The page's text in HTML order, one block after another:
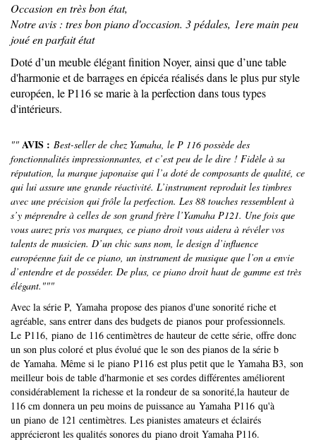
Occasion en très bon état,
Notre avis : tres bon piano d'occasion. 3 pédales, 1ere main peu
joué en parfait état
Doté d’un meuble élégant finition Noyer, ainsi que d’une table
d'harmonie et de barrages en épicéa réalisés dans le plus pur style
européen, le P116 se marie à la perfection dans tous types
d'intérieurs.
"" AVIS : Best-seller de chez Yamaha, le P 116 possède des
fonctionnalités impressionnantes, et c’est peu de le dire ! Fidèle à sa
réputation, la marque japonaise qui l’a doté de composants de qualité, ce
qui lui assure une grande réactivité. L’instrument reproduit les timbres
avec une précision qui frôle la perfection. Les 88 touches ressemblent à
s’y méprendre à celles de son grand frère l’Yamaha P121. Une fois que
vous aurez pris vos marques, ce piano droit vous aidera à révéler vos
talents de musicien. D’un chic sans nom, le design d’influence
européenne fait de ce piano, un instrument de musique que l’on a envie
d’entendre et de posséder. De plus, ce piano droit haut de gamme est très
élégant."""
Avec la série P, Yamaha propose des pianos d'une sonorité riche et
agréable, sans entrer dans des budgets de pianos pour professionnels.
Le P116, piano de 116 centimètres de hauteur de cette série, offre donc
un son plus coloré et plus évolué que le son des pianos de la série b
de Yamaha. Même si le piano P116 est plus petit que le Yamaha B3, son
meilleur bois de table d'harmonie et ses cordes différentes améliorent
considérablement la richesse et la rondeur de sa sonorité,la hauteur de
116 cm donnera un peu moins de puissance au Yamaha P116 qu'à
un piano de 121 centimètres. Les pianistes amateurs et éclairés
apprécieront les qualités sonores du piano droit Yamaha P116.